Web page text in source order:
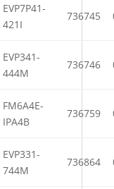
EVP7P41-
421I
736745
EVP341-
444M
736746
FM6A4E-
IPA4B
736759
EVP331-
744M
736864